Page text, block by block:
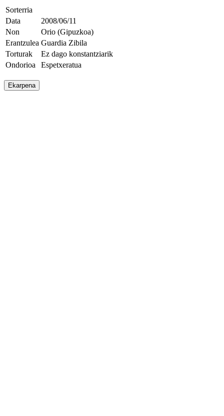
Sorterria
Data
2008/06/11
Non
Orio (Gipuzkoa)
Erantzulea Guardia Zibila
Torturak
Ez dago konstantziarik
Ondorioa
Espetxeratua